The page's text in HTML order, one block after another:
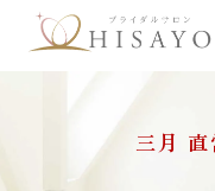
三月